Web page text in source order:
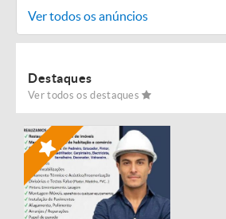
Ver todos os anúncios
Destaques
Ver todos os destaques